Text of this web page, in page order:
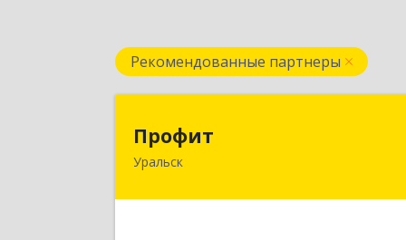
Рекомендованные партнеры
Профит
Уральск090000 ЗКО М.Маметовой, д.50/1,